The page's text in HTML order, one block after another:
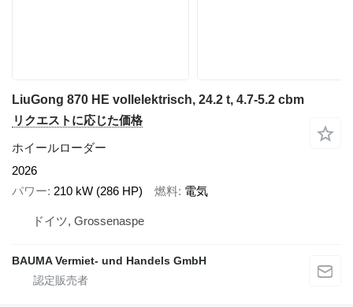
LiuGong 870 HE vollelektrisch, 24.2 t, 4.7-5.2 cbm
リクエストに応じた価格
ホイールローダー
2026
パワー 210 kW (286 HP) 燃料 電気
ドイツ, Grossenaspe
BAUMA Vermiet- und Handels GmbH